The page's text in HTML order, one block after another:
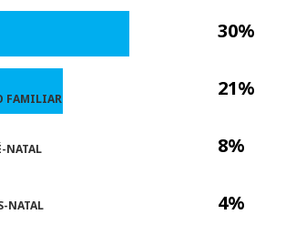
30%
21%
8%
4%
FAMILIAR
NATAL
NATAL